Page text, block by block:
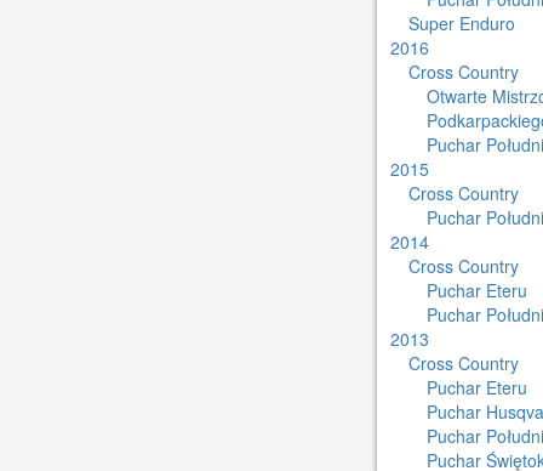
Super Enduro
2016
Cross Country
Otwarte
Puchar
2015
Cross Country
Puchar
2014
Cross Country
Puchar Eteru
Puchar
2013
Cross Country
Puchar Eteru
Puchar
Puchar
Puchar